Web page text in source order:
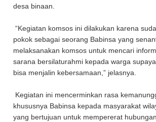
desa binaan.
“Kegiatan komsos ini dilakukan karena
pokok sebagai seorang Babinsa yang
melaksanakan komsos untuk mencari
sarana bersilaturahmi kepada warga
bisa menjalin kebersamaan,” jelasnya.
Kegiatan ini mencerminkan rasa
khususnya Babinsa kepada masyarakat
yang bertujuan untuk mempererat